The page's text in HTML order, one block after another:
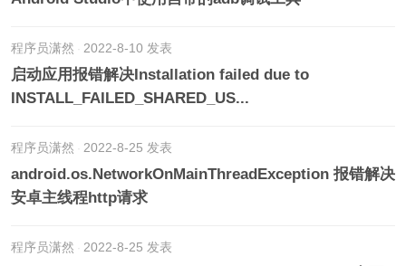
程序员潇然 2022-8-10 发表
启动应用报错解决Installation failed due to
INSTALL_FAILED_SHARED_US...
程序员潇然 2022-8-25 发表
android.os.NetworkOnMainThreadException 报错解决
安卓主线程http请求
程序员潇然 2022-8-25 发表